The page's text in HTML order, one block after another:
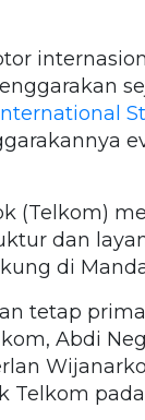
(Telkom)
dan
di
tetap
Abdi
pada